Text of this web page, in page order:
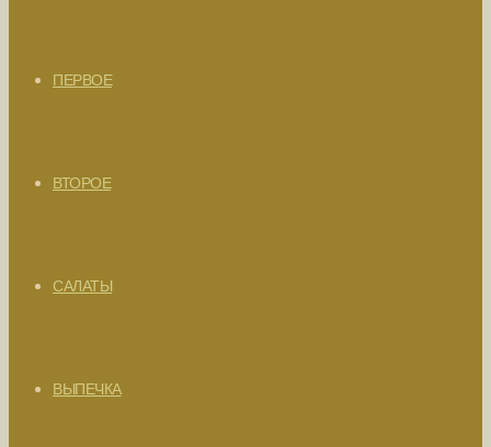
ПЕРВОЕ
ВТОРОЕ
САЛАТЫ
ВЫПЕЧКА